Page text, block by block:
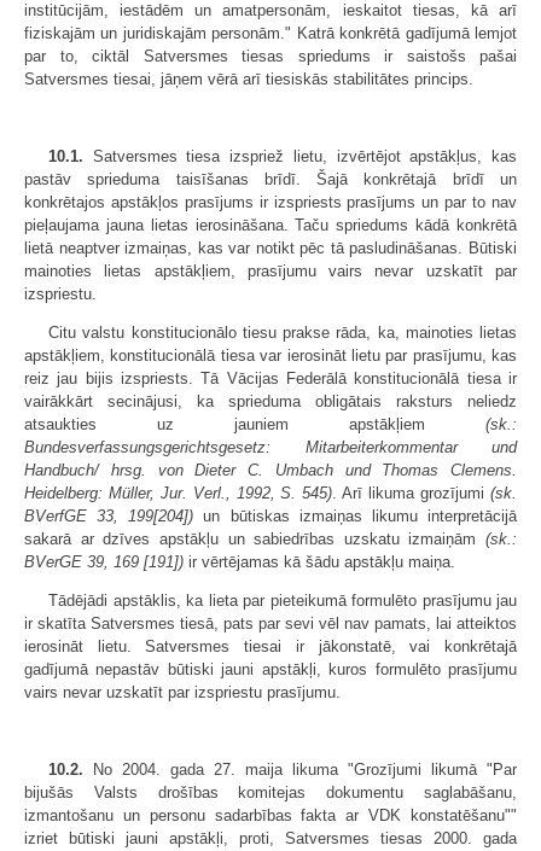
institūcijām, iestādēm un amatpersonām, ieskaitot tiesas, kā arī
fiziskajām un juridiskajām personām." Katrā konkrētā gadījumā lemjot
par to, ciktāl Satversmes tiesas spriedums ir saistošs pašai
Satversmes tiesai, jāņem vērā arī tiesiskās stabilitātes princips.
10.1. Satversmes tiesa izspriež lietu, izvērtējot apstākļus, kas
pastāv sprieduma taisīšanas brīdī. Šajā konkrētajā brīdī un
konkrētajos apstākļos prasījums ir izspriests prasījums un par to nav
pieļaujama jauna lietas ierosināšana. Taču spriedums kādā konkrētā
lietā neaptver izmaiņas, kas var notikt pēc tā pasludināšanas. Būtiski
mainoties lietas apstākļiem, prasījumu vairs nevar uzskatīt par
izspriestu.
Citu valstu konstitucionālo tiesu prakse rāda, ka, mainoties lietas
apstākļiem, konstitucionālā tiesa var ierosināt lietu par prasījumu, kas
reiz jau bijis izspriests. Tā Vācijas Federālā konstitucionālā tiesa ir
vairākkārt secinājusi, ka sprieduma obligātais raksturs neliedz
atsaukties uz jauniem apstākļiem (sk.:
Bundesverfassungsgerichtsgesetz: Mitarbeiterkommentar und
Handbuch/ hrsg. von Dieter C. Umbach und Thomas Clemens.
Heidelberg: Müller, Jur. Verl., 1992, S. 545). Arī likuma grozījumi(sk.
BVerfGE 33, 199[204]) un būtiskas izmaiņas likumu interpretācijā
sakarā ar dzīves apstākļu un sabiedrības uzskatu izmaiņām (sk.:
BVerGE 39, 169 [191]) ir vērtējamas kā šādu apstākļu maiņa.
Tādējādi apstāklis, ka lieta par pieteikumā formulēto prasījumu jau
ir skatīta Satversmes tiesā, pats par sevi vēl nav pamats, lai atteiktos
ierosināt lietu. Satversmes tiesai ir jākonstatē, vai konkrētajā
gadījumā nepastāv būtiski jauni apstākļi, kuros formulēto prasījumu
vairs nevar uzskatīt par izspriestu prasījumu.
10.2. No 2004. gada 27. maija likuma "Grozījumi likumā "Par
bijušās Valsts drošības komitejas dokumentu saglabāšanu,
izmantošanu un personu sadarbības fakta ar VDK konstatēšanu""
izriet būtiski jauni apstākļi, proti, Satversmes tiesas 2000. gada